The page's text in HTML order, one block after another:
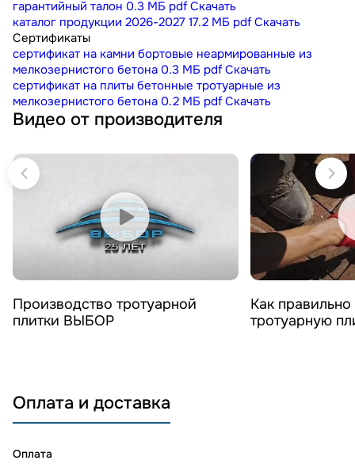
гарантийный талон 0.3 МБ pdf Скачать
каталог продукции 2026-2027 17.2 МБ pdf Скачать
Сертификаты
сертификат на камни бортовые неармированные из
мелкозернистого бетона 0.3 МБ pdf Скачать
сертификат на плиты бетонные тротуарные из
мелкозернистого бетона 0.2 МБ pdf Скачать
Видео от производителя
Смотреть видео
Производство тротуарной
плитки ВЫБОР
Смотреть
Как
тротуарную
Оплата и доставка
Оплата